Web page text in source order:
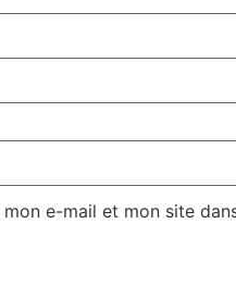
e-mail et mon site